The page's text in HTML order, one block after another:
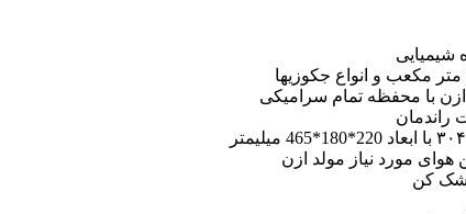
شیمیایی
هوای مورد نیاز مولد ازن
خشک کن